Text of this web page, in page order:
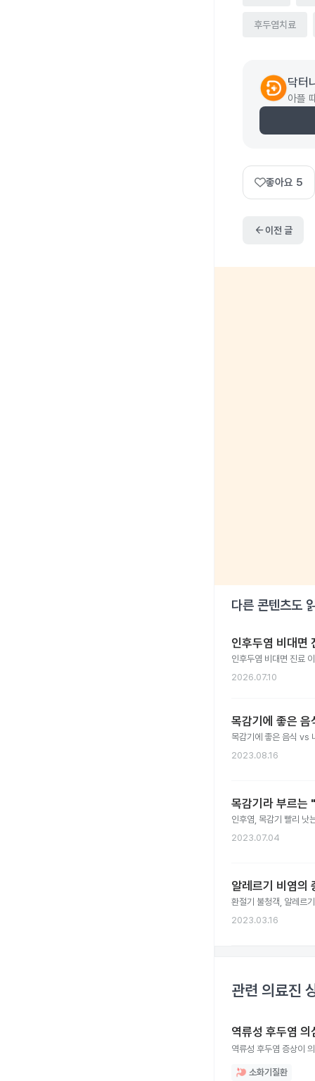
후두염치료
닥터
아플
좋아요 5
arrow_back이전 글
다른 콘텐츠도
인후두염 비대
인후두염 비대면 진료
2026.07.10
목감기에 좋은
목감기에 좋은 음식 vs
2023.08.16
목감기라 부르는
인후염, 목감기 빨리 낫
2023.07.04
알레르기 비염의
환절기 불청객, 알레르
2023.03.16
관련 의료진
역류성 후두염 의
역류성 후두염 증상이
소화기질환